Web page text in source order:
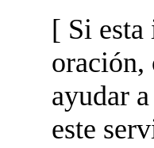
[ Si esta
oración,
ayudar
este